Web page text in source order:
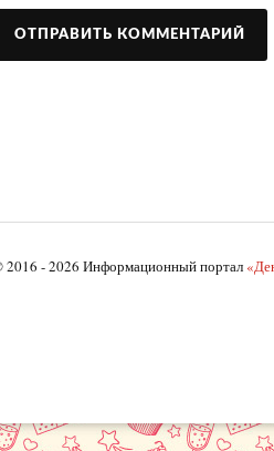
2016 - 2026 Информационный портал